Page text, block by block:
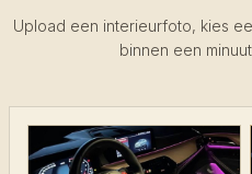
Upload een interieurfoto, kies
binnen een